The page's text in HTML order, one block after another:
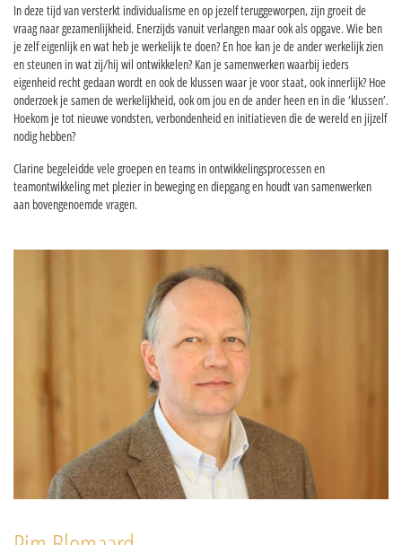
In deze tijd van versterkt individualisme en op jezelf teruggeworpen, zijn groeit de
vraag naar gezamenlijkheid. Enerzijds vanuit verlangen maar ook als opgave. Wie ben
je zelf eigenlijk en wat heb je werkelijk te doen? En hoe kan je de ander werkelijk zien
en steunen in wat zij/hij wil ontwikkelen? Kan je samenwerken waarbij ieders
eigenheid recht gedaan wordt en ook de klussen waar je voor staat, ook innerlijk? Hoe
onderzoek je samen de werkelijkheid, ook om jou en de ander heen en in die ‘klussen’.
Hoekom je tot nieuwe vondsten, verbondenheid en initiatieven die de wereld en jijzelf
nodig hebben?
Clarine begeleidde vele groepen en teams in ontwikkelingsprocessen en
teamontwikkeling met plezier in beweging en diepgang en houdt van samenwerken
aan bovengenoemde vragen.